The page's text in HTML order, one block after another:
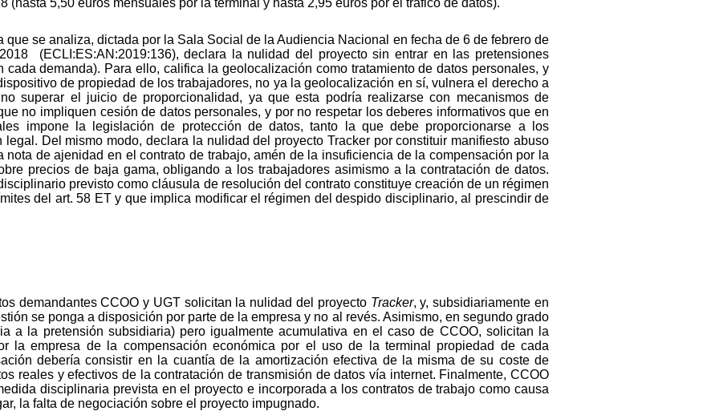
que se analiza, dictada por la Sala Social de la Audiencia Nacional en fecha de 6 de febrero de
(ECLI:ES:AN:2019:136), declara la nulidad del proyecto sin entrar en las pretensiones
cada demanda). Para ello, califica la geolocalización como tratamiento de datos personales, y
de propiedad de los trabajadores, no ya la geolocalización en sí, vulnera el derecho a
superar el juicio de proporcionalidad, ya que esta podría realizarse con mecanismos de
no impliquen cesión de datos personales, y por no respetar los deberes informativos que en
impone la legislación de protección de datos, tanto la que debe proporcionarse a los
Del mismo modo, declara la nulidad del proyecto Tracker por constituir manifiesto abuso
de ajenidad en el contrato de trabajo, amén de la insuficiencia de la compensación por la
precios de baja gama, obligando a los trabajadores asimismo a la contratación de datos.
previsto como cláusula de resolución del contrato constituye creación de un régimen
del art. 58 ET y que implica modificar el régimen del despido disciplinario, al prescindir de
demandantes CCOO y UGT solicitan la nulidad del proyecto Tracker, y, subsidiariamente en
se ponga a disposición por parte de la empresa y no al revés. Asimismo, en segundo grado
a la pretensión subsidiaria) pero igualmente acumulativa en el caso de CCOO, solicitan la
la empresa de la compensación económica por el uso de la terminal propiedad de cada
debería consistir en la cuantía de la amortización efectiva de la misma de su coste de
reales y efectivos de la contratación de transmisión de datos vía internet. Finalmente, CCOO
disciplinaria prevista en el proyecto e incorporada a los contratos de trabajo como causa
la falta de negociación sobre el proyecto impugnado.